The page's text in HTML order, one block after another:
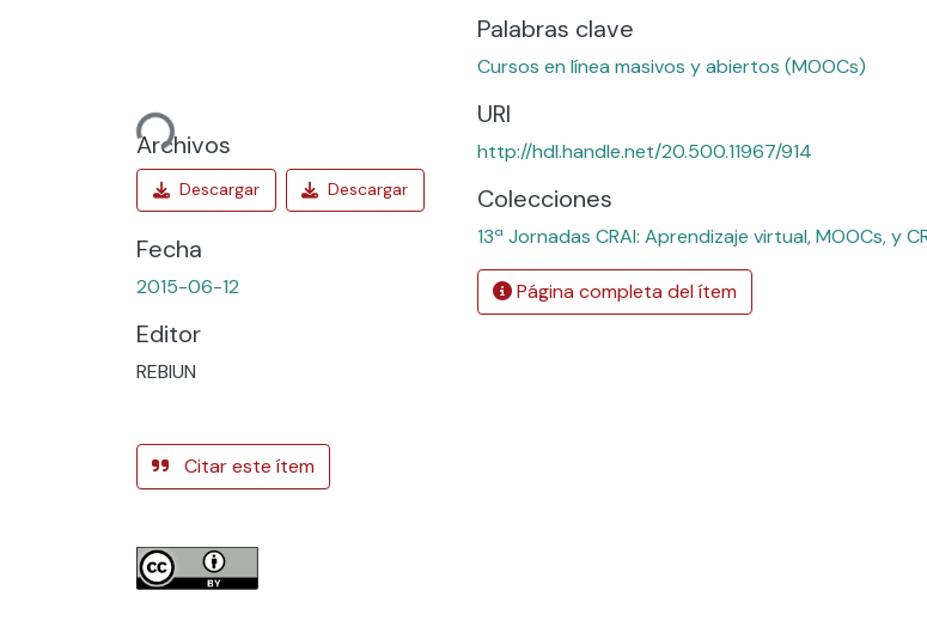
Cargando...Archivos
Fecha
2015-06-12
Editor
REBIUN
Citar este ítem
Palabras clave
Cursos en línea masivos y abiertos (MOOCs)
URI
http://hdl.handle.net/20.500.11967/914
Colecciones
13ª Jornadas CRAI: Aprendizaje virtual, MOOCs, y
Página completa del ítem